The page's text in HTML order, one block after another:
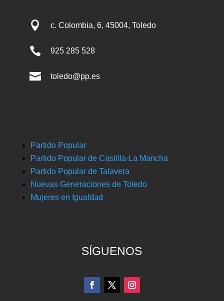
 c. Colombia, 6, 45004, Toledo
 925 285 528
 toledo@pp.es
Partido Popular
Partido Popular de Castilla-La Mancha
Partido Popular de Talavera
Nuevas Generaciones de Toledo
Mujeres en Igualdad
SÍGUENOS